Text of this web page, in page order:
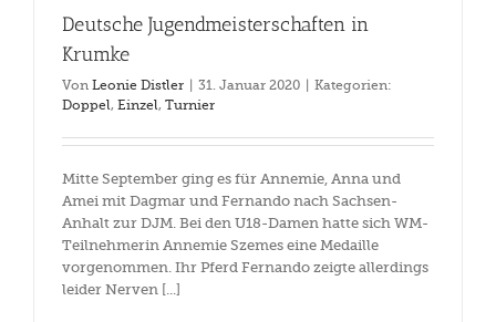
Deutsche Jugendmeisterschaften in
Krumke
Von Leonie Distler 31. Januar 2020
Kategorien:
Doppel, Einzel, Turnier
Mitte September ging es für Annemie, Anna und
Amei mit Dagmar und Fernando nach Sachsen-
Anhalt zur DJM. Bei den U18-Damen hatte sich WM-
Teilnehmerin Annemie Szemes eine Medaille
vorgenommen. Ihr Pferd Fernando zeigte allerdings
leider Nerven [...]